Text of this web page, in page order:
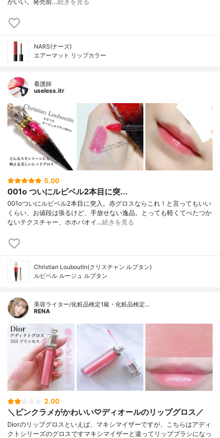
がいい。発売前…続きを見る
NARS(ナーズ)
エアーマット リップカラー
看護師
useless.itr
5.00
001o ついにルビベル2本目に突...
001oついにルビベル2本目に突入。赤グロスならこれ！と言ってもいい
くらい、お値段は張るけど、手放せない逸品。とっても軽くてべたつか
ないテクスチャー、ホホバオイ…続きを見る
Christian Louboutin(クリスチャン ルブタン)
ルビベル ルージュ ルブタン
美容ライター/化粧品検定1級・化粧品検定…
RENA
2.00
＼ピンクラメがかわいい♡ディオールのリップグロス／
Diorのリップグロスといえば、マキシマイザーですが、こちらはアディ
クトシリーズのグロスですマキシマイザーと違ってリップブラシになっ